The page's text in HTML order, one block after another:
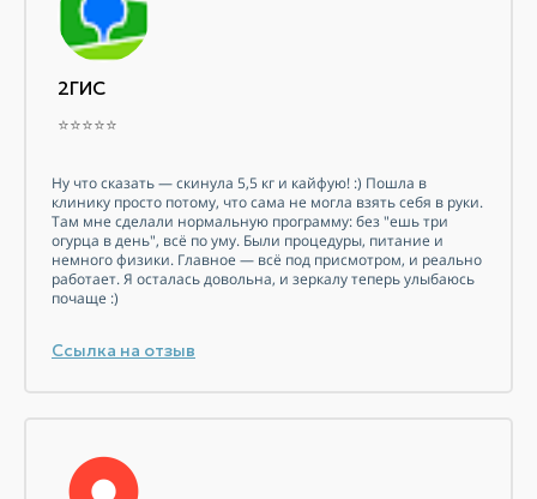
2ГИС
⭐⭐⭐⭐⭐
Ну что сказать — скинула 5,5 кг и кайфую! :) Пошла в
клинику просто потому, что сама не могла взять себя в руки.
Там мне сделали нормальную программу: без "ешь три
огурца в день", всё по уму. Были процедуры, питание и
немного физики. Главное — всё под присмотром, и реально
работает. Я осталась довольна, и зеркалу теперь улыбаюсь
почаще :)
Ссылка на отзыв